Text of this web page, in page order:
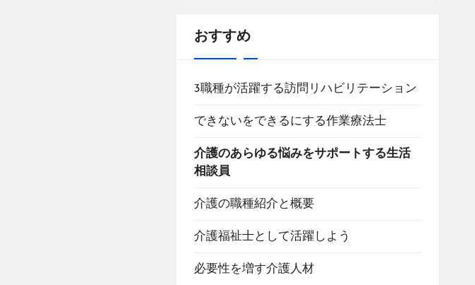
おすすめ
3職種が活躍する訪問リハビリテーション
できないをできるにする作業療法士
介護のあらゆる悩みをサポートする生活
相談員
介護の職種紹介と概要
介護福祉士として活躍しよう
必要性を増す介護人材